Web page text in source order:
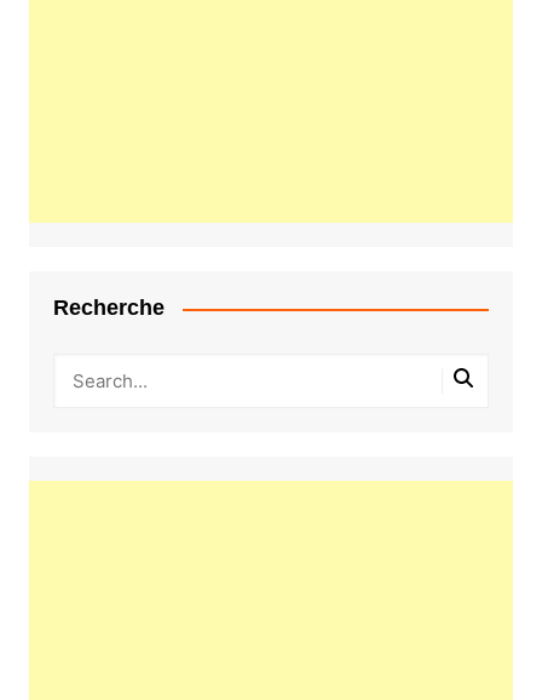
Recherche